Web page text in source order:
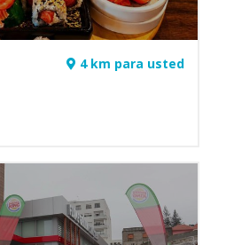
4 km para usted